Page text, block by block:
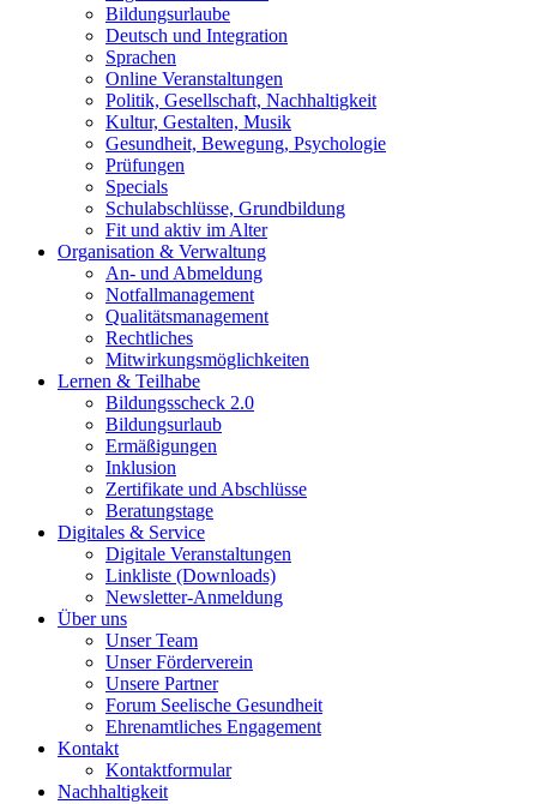
Bildungsurlaube
Deutsch und Integration
Sprachen
Online Veranstaltungen
Politik, Gesellschaft, Nachhaltigkeit
Kultur, Gestalten, Musik
Gesundheit, Bewegung, Psychologie
Prüfungen
Specials
Schulabschlüsse, Grundbildung
Fit und aktiv im Alter
Organisation & Verwaltung
An- und Abmeldung
Notfallmanagement
Qualitätsmanagement
Rechtliches
Mitwirkungsmöglichkeiten
Lernen & Teilhabe
Bildungsscheck 2.0
Bildungsurlaub
Ermäßigungen
Inklusion
Zertifikate und Abschlüsse
Beratungstage
Digitales & Service
Digitale Veranstaltungen
Linkliste (Downloads)
Newsletter-Anmeldung
Über uns
Unser Team
Unser Förderverein
Unsere Partner
Forum Seelische Gesundheit
Ehrenamtliches Engagement
Kontakt
Kontaktformular
Nachhaltigkeit